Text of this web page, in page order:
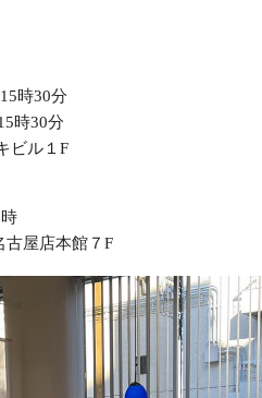
時30分
30分
ビル１F
17時
屋店本館７F